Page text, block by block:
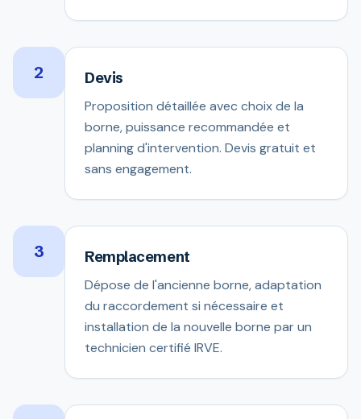
2 Devis
Proposition détaillée avec choix de la
borne, puissance recommandée et
planning d'intervention. Devis gratuit et
sans engagement.
3 Remplacement
Dépose de l'ancienne borne, adaptation
du raccordement si nécessaire et
installation de la nouvelle borne par un
technicien certifié IRVE.